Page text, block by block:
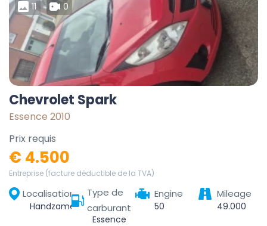
11 0
Chevrolet Spark
Essence 2010
Prix requis
€ 4.500
Entreprise (facture déductible de la TVA)
Localisation
Handzame, Kortemark, Diksmuide, West Flanders, Flanders, 8610, Belgium
Type de
carburant
Essence
Engine
50
Mileage
49.000